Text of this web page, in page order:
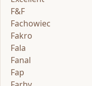
F&F
Fachowiec
Fakro
Fala
Fanal
Fap